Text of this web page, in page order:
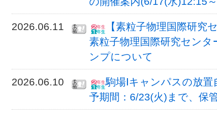
2026.06.11
【素粒子物理国際研究
素粒子物理国際研究セン
ンプについて
2026.06.10
駒場Ⅰキャンパスの放
予期間：6/23(火)まで、保